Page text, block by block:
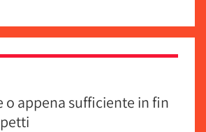
o appena sufficiente in fin